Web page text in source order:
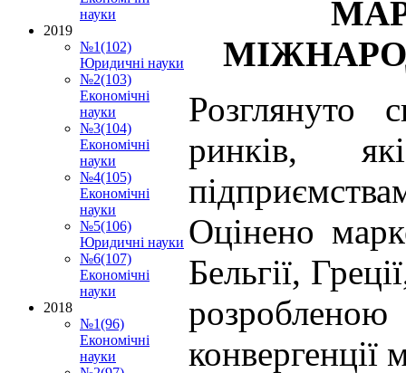
Розглянуто
ринків,
Оцінено
Бельгії,
розробленою
конвергенції
науки
2019
№1(102)
Юридичні науки
№2(103)
Економічні
науки
№3(104)
Економічні
науки
№4(105)
Економічні
науки
№5(106)
Юридичні науки
№6(107)
Економічні
науки
2018
№1(96)
Економічні
науки